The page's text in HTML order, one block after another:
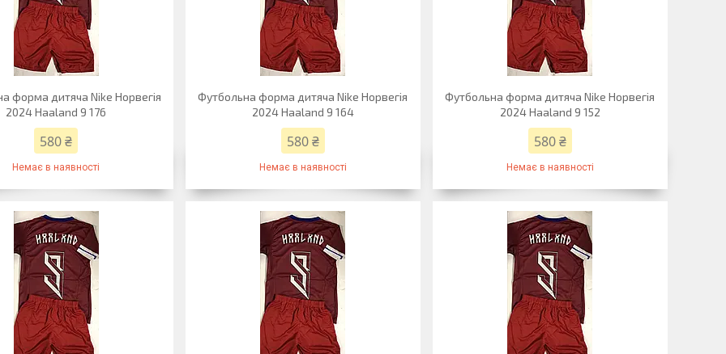
форма дитяча Nike Норвегія
2024 Haaland 9 176
580 ₴
Немає в наявності
Футбольна форма дитяча Nike Норвегія
2024 Haaland 9 164
580 ₴
Немає в наявності
Футбольна форма дитяча Nike Норвегія
2024 Haaland 9 152
580 ₴
Немає в наявності